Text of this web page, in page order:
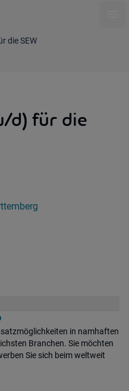
die SEW
d) für die
in namhaften
Branchen. Sie möchten
Sie sich beim weltweit